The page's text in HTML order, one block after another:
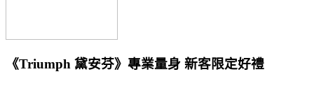
《Triumph 黛安芬》專業量身 新客限定好禮